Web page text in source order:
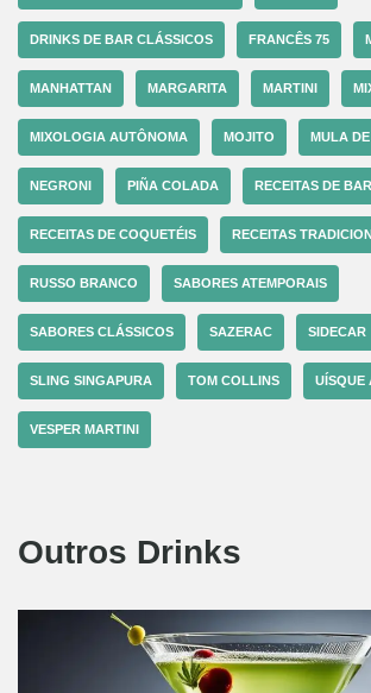
DRINKS DE BAR CLÁSSICOS FRANCÊS 75
MANHATTAN MARGARITA MARTINI
MIXOLOGIA AUTÔNOMA MOJITO MULA
NEGRONI PIÑA COLADA RECEITAS DE BAR
RECEITAS DE COQUETÉIS RECEITAS
RUSSO BRANCO SABORES ATEMPORAIS
SABORES CLÁSSICOS SAZERAC SIDECAR
SLING SINGAPURA TOM COLLINS UÍSQUE
VESPER MARTINI
Outros Drinks